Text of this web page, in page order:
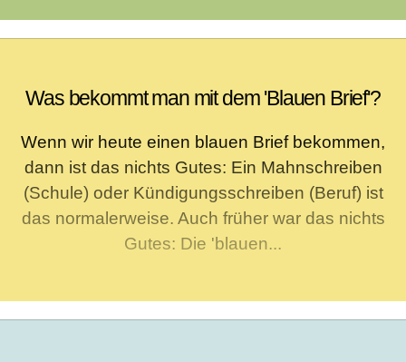
Was bekommt man mit dem 'Blauen Brief'?
Wenn wir heute einen blauen Brief bekommen,
dann ist das nichts Gutes: Ein Mahnschreiben
(Schule) oder Kündigungsschreiben (Beruf) ist
das normalerweise. Auch früher war das nichts
Gutes: Die 'blauen...